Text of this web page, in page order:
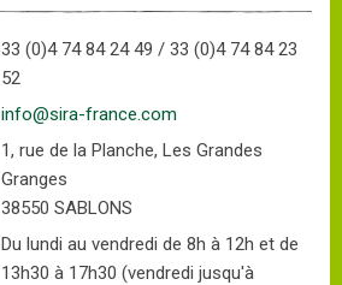
33 (0)4 74 84 24 49 / 33 (0)4 74 84 23
52
info@sira-france.com
1, rue de la Planche, Les Grandes
Granges
38550 SABLONS
Du lundi au vendredi de 8h à 12h et de
13h30 à 17h30 (vendredi jusqu'à